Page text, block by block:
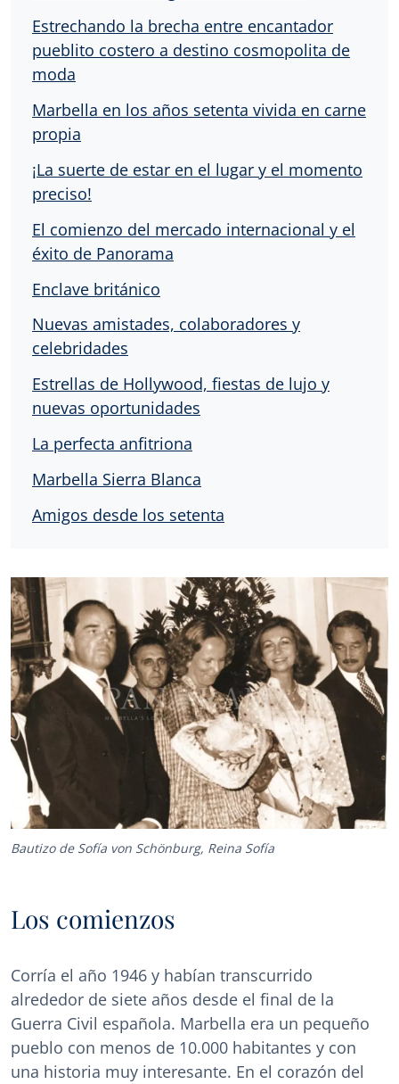
Estrechando la brecha entre encantador
pueblito costero a destino cosmopolita de
moda
Marbella en los años setenta vivida en carne
propia
¡La suerte de estar en el lugar y el momento
preciso!
El comienzo del mercado internacional y el
éxito de Panorama
Enclave británico
Nuevas amistades, colaboradores y
celebridades
Estrellas de Hollywood, fiestas de lujo y
nuevas oportunidades
La perfecta anfitriona
Marbella Sierra Blanca
Amigos desde los setenta
Bautizo de Sofía von Schönburg, Reina Sofía
Los comienzos
Corría el año 1946 y habían transcurrido
alrededor de siete años desde el final de la
Guerra Civil española. Marbella era un pequeño
pueblo con menos de 10.000 habitantes y con
una historia muy interesante. En el corazón del